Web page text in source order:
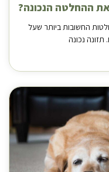
את ההחלטה הנכונה?
החשובות ביותר שעל
נכונה